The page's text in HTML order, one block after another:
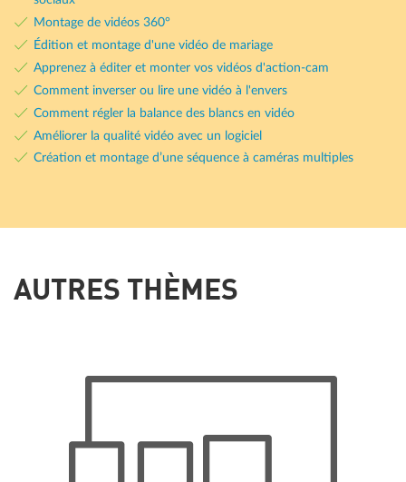
Montage de vidéos 360°
Édition et montage d'une vidéo de mariage
Apprenez à éditer et monter vos vidéos d'action-cam
Comment inverser ou lire une vidéo à l'envers
Comment régler la balance des blancs en vidéo
Améliorer la qualité vidéo avec un logiciel
Création et montage dʼune séquence à caméras multiples
AUTRES THÈMES